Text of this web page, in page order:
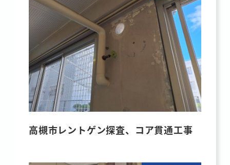
高槻市レントゲン探査、コア貫通工事